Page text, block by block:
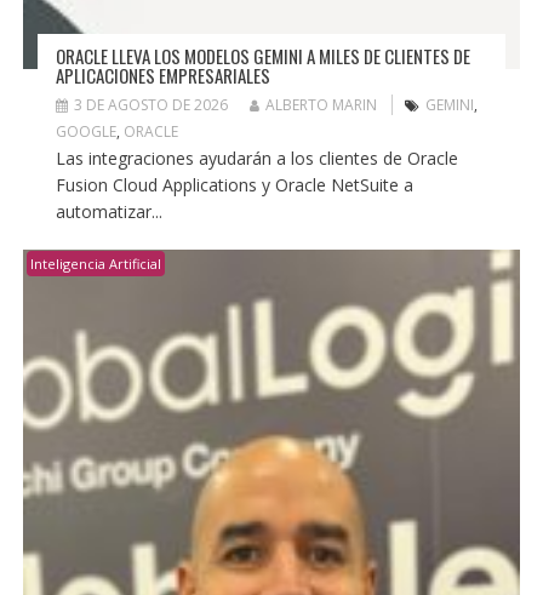
ORACLE LLEVA LOS MODELOS GEMINI A MILES DE CLIENTES DE
APLICACIONES EMPRESARIALES
3 DE AGOSTO DE 2026 ALBERTO MARIN GEMINI,
GOOGLE, ORACLE
Las integraciones ayudarán a los clientes de Oracle
Fusion Cloud Applications y Oracle NetSuite a
automatizar...
Inteligencia Artificial